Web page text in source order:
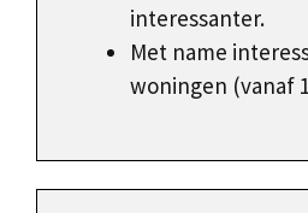
interessanter.
Met name
woningen (vanaf